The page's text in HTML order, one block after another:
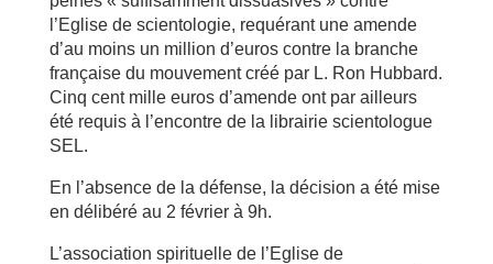
l’Eglise de scientologie, requérant une amende
d’au moins un million d’euros contre la branche
française du mouvement créé par L. Ron Hubbard.
Cinq cent mille euros d’amende ont par ailleurs
été requis à l’encontre de la librairie scientologue
SEL.
En l’absence de la défense, la décision a été mise
en délibéré au 2 février à 9h.
L’association spirituelle de l’Eglise de